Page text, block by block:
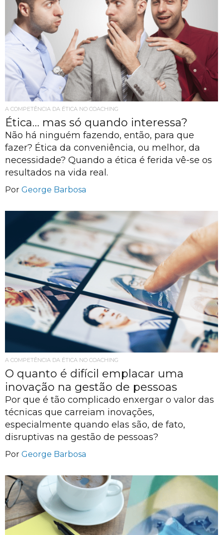
A COMPETÊNCIA DA ÉTICA NO COACHING
Ética… mas só quando interessa?
Não há ninguém fazendo, então, para que
fazer? Ética da conveniência, ou melhor, da
necessidade? Quando a ética é ferida vê-se os
resultados na vida real.
Por George Barbosa
A COMPETÊNCIA DA ÉTICA NO COACHING
O quanto é difícil emplacar uma
inovação na gestão de pessoas
Por que é tão complicado enxergar o valor das
técnicas que carreiam inovações,
especialmente quando elas são, de fato,
disruptivas na gestão de pessoas?
Por George Barbosa